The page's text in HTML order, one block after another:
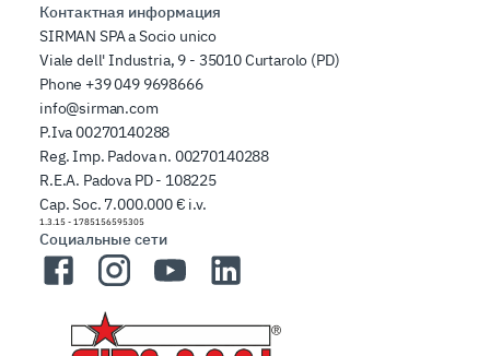
Контактная информация
SIRMAN SPA a Socio unico
Viale dell' Industria, 9 - 35010 Curtarolo (PD)
Phone +39 049 9698666
info@sirman.com
P.Iva 00270140288
Reg. Imp. Padova n. 00270140288
R.E.A. Padova PD - 108225
Cap. Soc. 7.000.000 € i.v.
1.3.15 - 1785156595305
Социальные сети
FacebookInstagramYouTubeLinkedIn